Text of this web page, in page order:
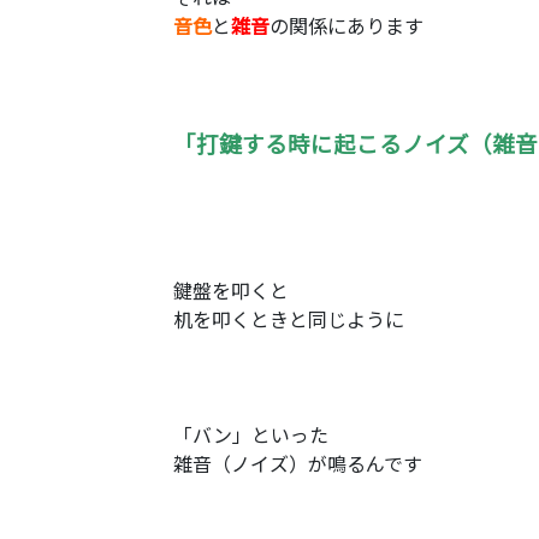
音色と雑音の関係にあります
「打鍵する時に起こるノイズ（雑
鍵盤を叩くと
机を叩くときと同じように
「バン」といった
雑音（ノイズ）が鳴るんです